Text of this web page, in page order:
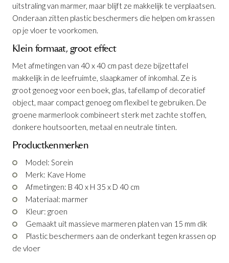
uitstraling van marmer, maar blijft ze makkelijk te verplaatsen.
Onderaan zitten plastic beschermers die helpen om krassen
op je vloer te voorkomen.
Klein formaat, groot effect
Met afmetingen van 40 x 40 cm past deze bijzettafel
makkelijk in de leefruimte, slaapkamer of inkomhal. Ze is
groot genoeg voor een boek, glas, tafellamp of decoratief
object, maar compact genoeg om flexibel te gebruiken. De
groene marmerlook combineert sterk met zachte stoffen,
donkere houtsoorten, metaal en neutrale tinten.
Productkenmerken
Model: Sorein
Merk: Kave Home
Afmetingen: B 40 x H 35 x D 40 cm
Materiaal: marmer
Kleur: groen
Gemaakt uit massieve marmeren platen van 15 mm dik
Plastic beschermers aan de onderkant tegen krassen op
de vloer
Bijzettafel Sorein Groen Marmer 40 x
40 cmis toegevoegd aan je winkelmandje
€ 339,00 incl. BTW
GA NAAR WINKELMANDJE
OF VERDER WINKELEN